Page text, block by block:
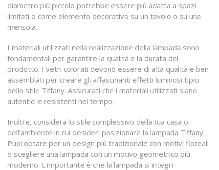
diametro più piccolo potrebbe essere più adatta a spazi
limitati o come elemento decorativo su un tavolo o su una
mensola.
I materiali utilizzati nella realizzazione della lampada sono
fondamentali per garantire la qualità e la durata del
prodotto. I vetri colorati devono essere di alta qualità e ben
assemblati per creare gli affascinanti effetti luminosi tipici
dello stile Tiffany. Assicurati che i materiali utilizzati siano
autentici e resistenti nel tempo.
Inoltre, considera lo stile complessivo della tua casa o
dell’ambiente in cui desideri posizionare la lampada Tiffany.
Puoi optare per un design più tradizionale con motivi floreali
o scegliere una lampada con un motivo geometrico più
moderno. L’importante è che la lampada si integri